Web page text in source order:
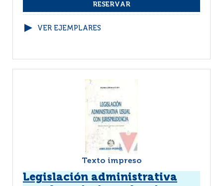
VER EJEMPLARES
Texto impreso
Legislación administrativa